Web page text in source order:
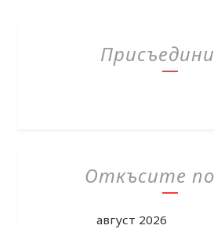
Откъсите
август 2026